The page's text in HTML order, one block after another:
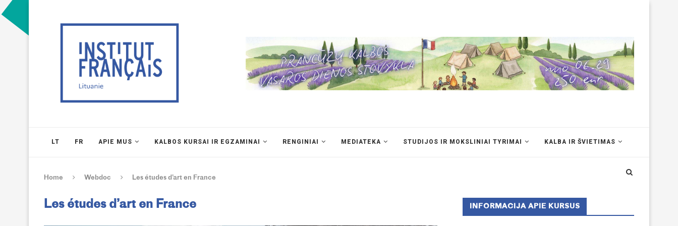
LT FR APIE MUS KALBOS KURSAI IR EGZAMINAI RENGINIAI MEDIATEKA STUDIJOS IR MOKSLINIAI TYRIMAI KALBA IR ŠVIETIMAS
Home Webdoc Les études d’art en France
Les études d’art en France INFORMACIJA APIE KURSUS